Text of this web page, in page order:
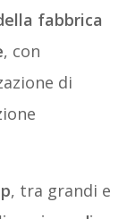
fabbrica
, con
di
, tra grandi e